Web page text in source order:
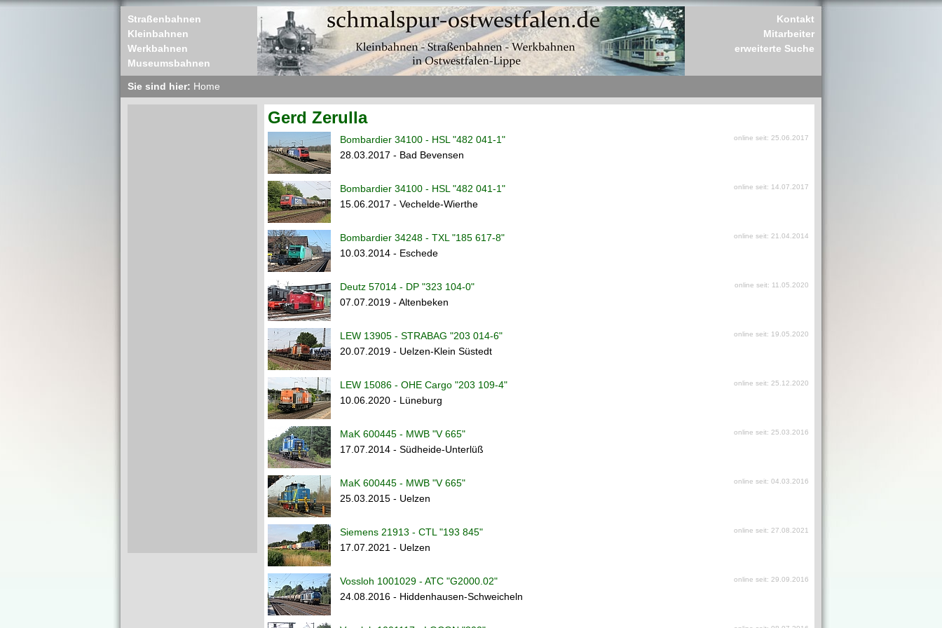
Straßenbahnen
Kleinbahnen
Werkbahnen
Museumsbahnen
Kontakt
Mitarbeiter
erweiterte Suche
Sie sind hier: Home
Gerd Zerulla
Bombardier 34100 - HSL "482 041-1" online seit: 25.06.2017
28.03.2017 - Bad Bevensen
Bombardier 34100 - HSL "482 041-1" online seit: 14.07.2017
15.06.2017 - Vechelde-Wierthe
Bombardier 34248 - TXL "185 617-8" online seit: 21.04.2014
10.03.2014 - Eschede
Deutz 57014 - DP "323 104-0" online seit: 11.05.2020
07.07.2019 - Altenbeken
LEW 13905 - STRABAG "203 014-6" online seit: 19.05.2020
20.07.2019 - Uelzen-Klein Süstedt
LEW 15086 - OHE Cargo "203 109-4" online seit: 25.12.2020
10.06.2020 - Lüneburg
MaK 600445 - MWB "V 665" online seit: 25.03.2016
17.07.2014 - Südheide-Unterlüß
MaK 600445 - MWB "V 665" online seit: 04.03.2016
25.03.2015 - Uelzen
Siemens 21913 - CTL "193 845" online seit: 27.08.2021
17.07.2021 - Uelzen
Vossloh 1001029 - ATC "G2000.02" online seit: 29.09.2016
24.08.2016 - Hiddenhausen-Schweicheln